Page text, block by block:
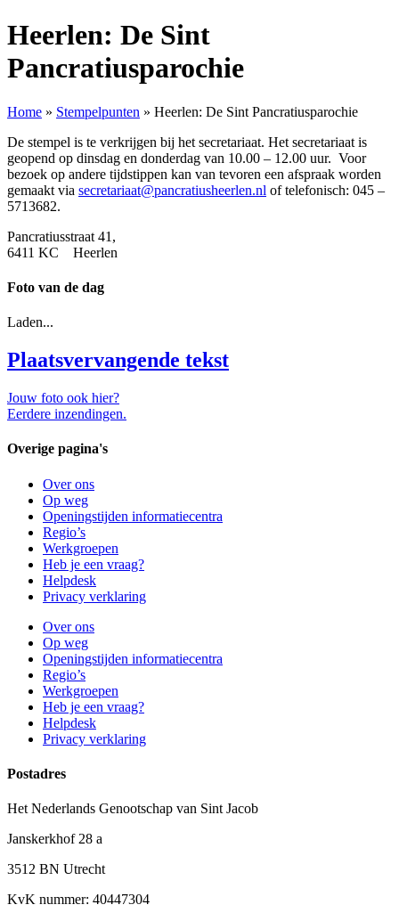
Heerlen: De Sint
Pancratiusparochie
Home » Stempelpunten » Heerlen: De Sint Pancratiusparochie
De stempel is te verkrijgen bij het secretariaat. Het secretariaat is
geopend op dinsdag en donderdag van 10.00 – 12.00 uur. Voor
bezoek op andere tijdstippen kan van tevoren een afspraak worden
gemaakt via secretariaat@pancratiusheerlen.nl of telefonisch: 045 –
5713682.
Pancratiusstraat 41,
6411 KC Heerlen
Foto van de dag
Laden...
Plaatsvervangende tekst
Jouw foto ook hier?
Eerdere inzendingen.
Overige pagina's
Over ons
Op weg
Openingstijden informatiecentra
Regio’s
Werkgroepen
Heb je een vraag?
Helpdesk
Privacy verklaring
Over ons
Op weg
Openingstijden informatiecentra
Regio’s
Werkgroepen
Heb je een vraag?
Helpdesk
Privacy verklaring
Postadres
Het Nederlands Genootschap van Sint Jacob
Janskerkhof 28 a
3512 BN Utrecht
KvK nummer: 40447304